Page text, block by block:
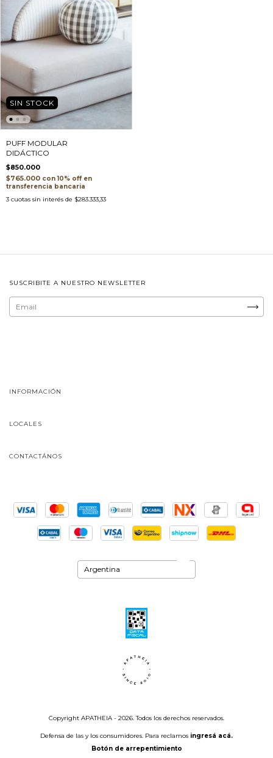
SIN STOCK
PUFF MODULAR
DIDÁCTICO
$850.000
$765.000 con
transferencia bancaria
3 cuotas sin interés de $283.333,33
SUSCRIBITE A NUESTRO NEWSLETTER
INFORMACIÓN
LOCALES
CONTACTÁNOS
Copyright APATHEIA - 2026. Todos los derechos reservados.
Defensa de las y los consumidores. Para reclamos ingresá acá.
Botón de arrepentimiento